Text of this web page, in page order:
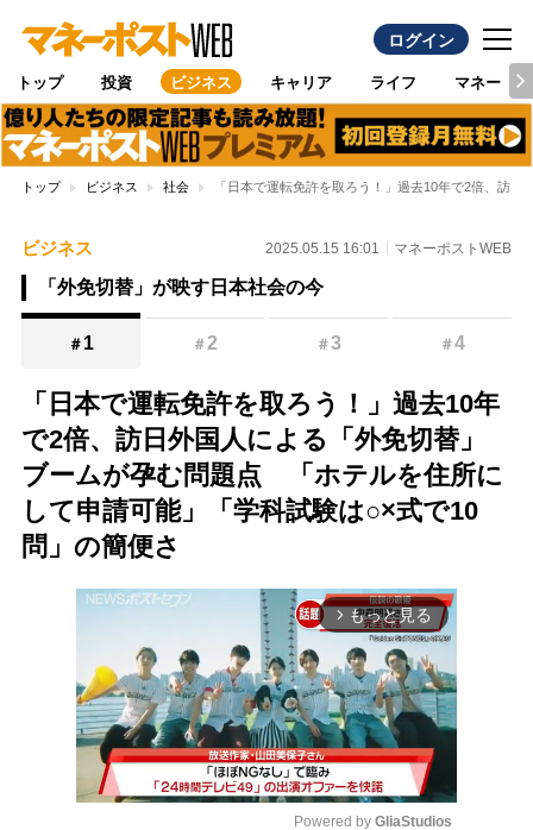
ログイン
トップ 投資 ビジネス キャリア ライフ マネー
トップ ビジネス 社会 「日本で運転免許を取ろう！」過去10年で2倍、訪
ビジネス 2025.05.15 16:01 マネーポストWEB
「外免切替」が映す日本社会の今
＃ 1 ＃2 ＃3 ＃4
「日本で運転免許を取ろう！」過去10年
で2倍、訪日外国人による「外免切替」
ブームが孕む問題点 「ホテルを住所に
して申請可能」「学科試験は○×式で10
問」の簡便さ
arrow_forward_ios もっと見る
Powered by GliaStudios